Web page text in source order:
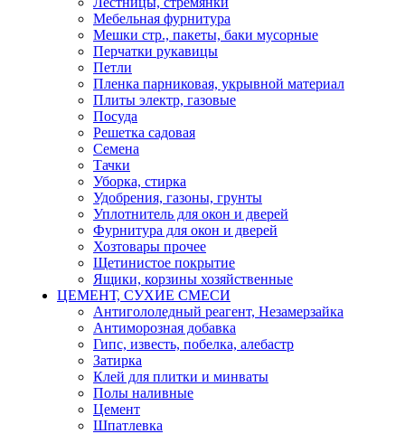
Мебельная фурнитура
Мешки стр., пакеты, баки мусорные
Перчатки рукавицы
Петли
Пленка парниковая, укрывной материал
Плиты электр, газовые
Посуда
Решетка садовая
Семена
Тачки
Уборка, стирка
Удобрения, газоны, грунты
Уплотнитель для окон и дверей
Фурнитура для окон и дверей
Хозтовары прочее
Щетинистое покрытие
Ящики, корзины хозяйственные
ЦЕМЕНТ, СУХИЕ СМЕСИ
Антигололедный реагент, Незамерзайка
Антиморозная добавка
Гипс, известь, побелка, алебастр
Затирка
Клей для плитки и минваты
Полы наливные
Цемент
Шпатлевка